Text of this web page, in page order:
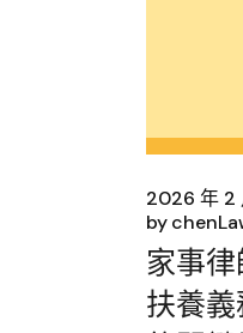
2026 年 2
by
家事
扶養